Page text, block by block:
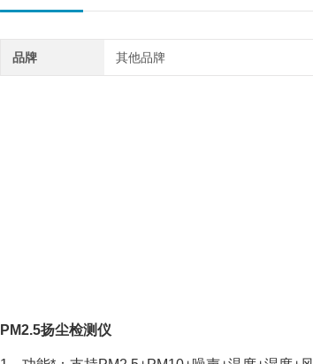
品牌 其他品牌
PM2.5扬尘检测仪